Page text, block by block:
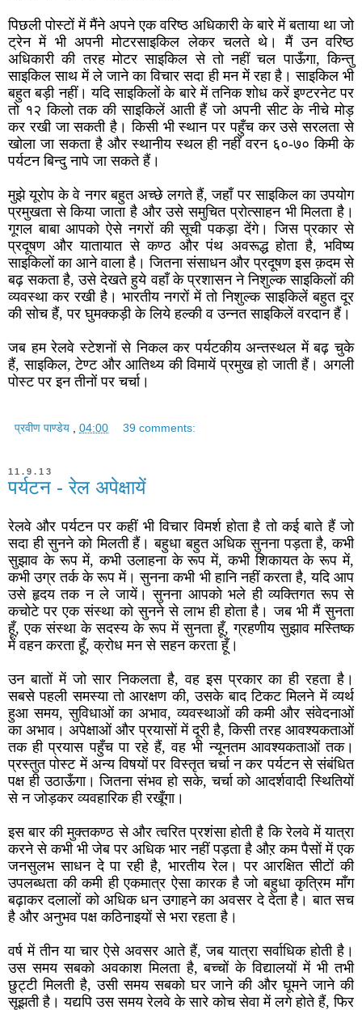
पिछली पोस्टों में मैंने अपने एक वरिष्ठ अधिकारी के बारे में बताया था जो
ट्रेन में भी अपनी मोटरसाइकिल लेकर चलते थे। मैं उन वरिष्ठ
अधिकारी की तरह मोटर साइकिल से तो नहीं चल पाऊँगा, किन्तु
साइकिल साथ में ले जाने का विचार सदा ही मन में रहा है। साइकिल भी
बहुत बड़ी नहीं। यदि साइकिलों के बारे में तनिक शोध करें इण्टरनेट पर
तो १२ किलो तक की साइकिलें आती हैं जो अपनी सीट के नीचे मोड़
कर रखी जा सकती है। किसी भी स्थान पर पहुँच कर उसे सरलता से
खोला जा सकता है और स्थानीय स्थल ही नहीं वरन ६०-७० किमी के
पर्यटन बिन्दु नापे जा सकते हैं।
मुझे यूरोप के वे नगर बहुत अच्छे लगते हैं, जहाँ पर साइकिल का उपयोग
प्रमुखता से किया जाता है और उसे समुचित प्रोत्साहन भी मिलता है।
गूगल बाबा आपको ऐसे नगरों की सूची पकड़ा देंगे। जिस प्रकार से
प्रदूषण और यातायात से कण्ठ और पंथ अवरूद्ध होता है, भविष्य
साइकिलों का आने वाला है। जितना संसाधन और प्रदूषण इस क़दम से
बढ़ सकता है, उसे देखते हुये वहाँ के प्रशासन ने निशुल्क साइकिलों की
व्यवस्था कर रखी है। भारतीय नगरों में तो निशुल्क साइकिलें बहुत दूर
की सोच हैं, पर घुमक्कड़ी के लिये हल्की व उन्नत साइकिलें वरदान हैं।
जब हम रेलवे स्टेशनों से निकल कर पर्यटकीय अन्तस्थल में बढ़ चुके
हैं, साइकिल, टेण्ट और आतिथ्य की विमायें प्रमुख हो जाती हैं। अगली
पोस्ट पर इन तीनों पर चर्चा।
प्रवीण पाण्डेय 04:00 39 comments:
11.9.13
पर्यटन - रेल अपेक्षायें
रेलवे और पर्यटन पर कहीं भी विचार विमर्श होता है तो कई बाते हैं जो
सदा ही सुनने को मिलती हैं। बहुधा बहुत अधिक सुनना पड़ता है, कभी
सुझाव के रूप में, कभी उलाहना के रूप में, कभी शिकायत के रूप में,
कभी उग्र तर्क के रूप में। सुनना कभी भी हानि नहीं करता है, यदि आप
उसे हृदय तक न ले जायें। सुनना आपको भले ही व्यक्तिगत रूप से
कचोटे पर एक संस्था को सुनने से लाभ ही होता है। जब भी मैं सुनता
हूँ, एक संस्था के सदस्य के रूप में सुनता हूँ, ग्रहणीय सुझाव मस्तिष्क
में वहन करता हूँ, क्रोध मन से सहन करता हूँ।
उन बातों में जो सार निकलता है, वह इस प्रकार का ही रहता है।
सबसे पहली समस्या तो आरक्षण की, उसके बाद टिकट मिलने में व्यर्थ
हुआ समय, सुविधाओं का अभाव, व्यवस्थाओं की कमी और संवेदनाओं
का अभाव। अपेक्षाओं और प्रयासों में दूरी है, किसी तरह आवश्यकताओं
तक ही प्रयास पहुँच पा रहे हैं, वह भी न्यूनतम आवश्यकताओं तक।
प्रस्तुत पोस्ट में अन्य विषयों पर विस्तृत चर्चा न कर पर्यटन से संबंधित
पक्ष ही उठाऊँगा। जितना संभव हो सके, चर्चा को आदर्शवादी स्थितियों
से न जोड़कर व्यवहारिक ही रखूँगा।
इस बार की मुक्तकण्ठ से और त्वरित प्रशंसा होती है कि रेलवे में यात्रा
करने से कभी भी जेब पर अधिक भार नहीं पड़ता है औऱ कम पैसों में एक
जनसुलभ साधन दे पा रही है, भारतीय रेल। पर आरक्षित सीटों की
उपलब्धता की कमी ही एकमात्र ऐसा कारक है जो बहुधा कृत्रिम माँग
बढ़ाकर दलालों को अधिक धन उगाहने का अवसर दे देता है। बात सच
है और अनुभव पक्ष कठिनाइयों से भरा रहता है।
वर्ष में तीन या चार ऐसे अवसर आते हैं, जब यात्रा सर्वाधिक होती है।
उस समय सबको अवकाश मिलता है, बच्चों के विद्यालयों में भी तभी
छुट्टी मिलती है, उसी समय सबको घर जाने की और घूमने जाने की
सूझती है। यद्यपि उस समय रेलवे के सारे कोच सेवा में लगे होते हैं, फिर